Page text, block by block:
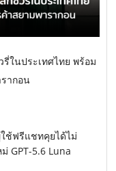
ในประเทศไทย พร้อม
ากอน
ใช้ฟรีแชทคุยได้ไม่
GPT-5.6 Luna